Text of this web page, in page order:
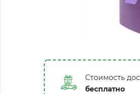
Стоимость
бесплатно